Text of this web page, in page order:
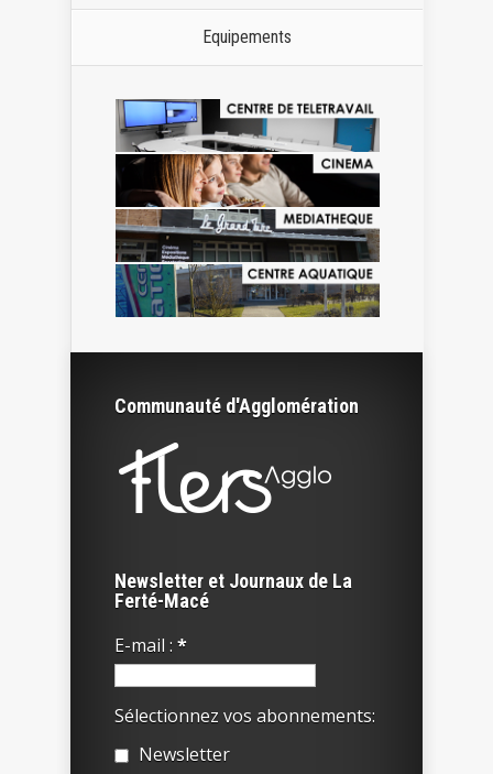
Equipements
Communauté d'Agglomération
Newsletter et Journaux de La
Ferté-Macé
E-mail : *
Sélectionnez vos abonnements:
Newsletter